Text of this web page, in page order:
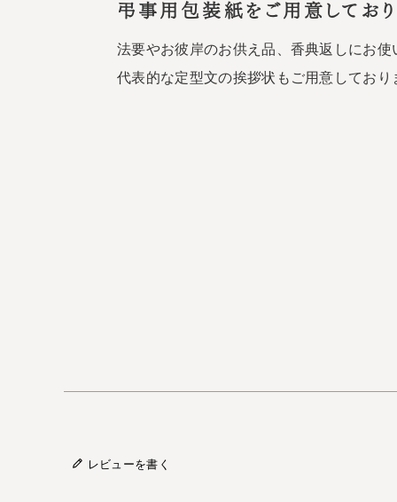
弔事用包装紙をご用意してお
法要やお彼岸のお供え品、香典返しにお
代表的な定型文の挨拶状もご用意してお
レビューを書く